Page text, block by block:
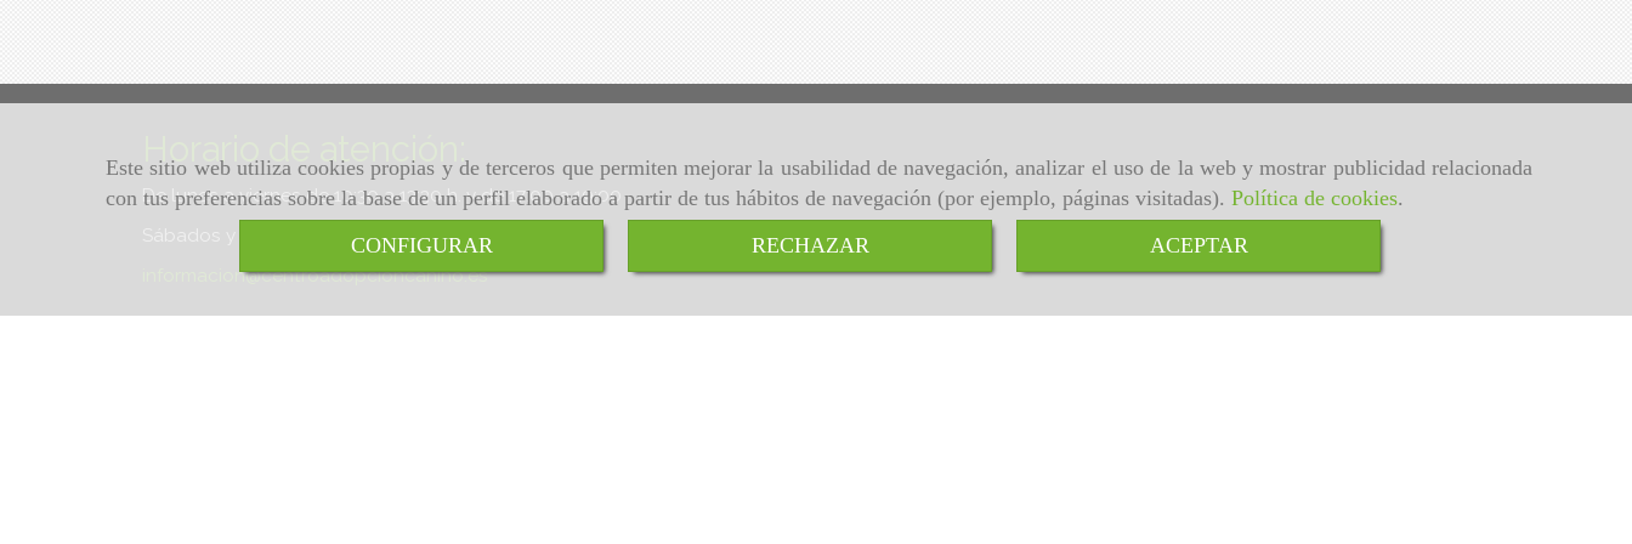
Este sitio web utiliza cookies propias y de terceros que permiten mejorar la usabilidad de navegación, analizar el uso de la web y mostrar publicidad relacionada
con tus preferencias sobre la base de un perfil elaborado a partir de tus hábitos de navegación (por ejemplo, páginas visitadas). Política de cookies.
CONFIGURAR
RECHAZAR ACEPTAR
Horario de atención:
De lunes a viernes de 10:30 a 13:30 h. y de 17:00 a 19:00
Sábados y domingos de 10:30 a 13:30 h.
informacion
centroadopcioncanino.es